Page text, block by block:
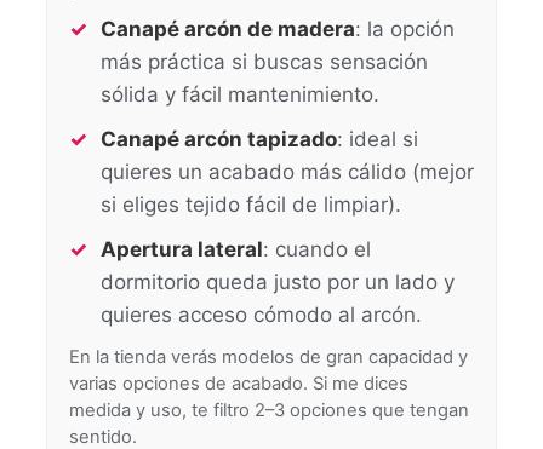
Canapé arcón de madera: la opción
más práctica si buscas sensación
sólida y fácil mantenimiento.
Canapé arcón tapizado: ideal si
quieres un acabado más cálido (mejor
si eliges tejido fácil de limpiar).
Apertura lateral: cuando el
dormitorio queda justo por un lado y
quieres acceso cómodo al arcón.
En la tienda verás modelos de gran capacidad y
varias opciones de acabado. Si me dices
medida y uso, te filtro 2–3 opciones que tengan
sentido.